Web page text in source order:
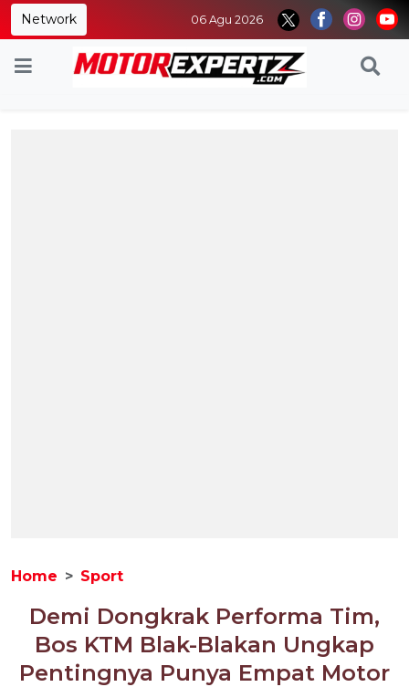
Network 06 Agu 2026
Home Sport
Demi Dongkrak Performa Tim,
Bos KTM Blak-Blakan Ungkap
Pentingnya Punya Empat Motor